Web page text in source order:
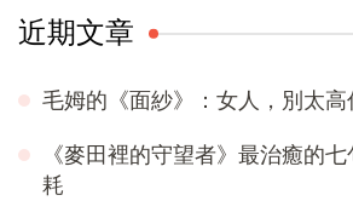
近期文章
毛姆的《面紗》：女人，別太
《麥田裡的守望者》最治癒的
耗